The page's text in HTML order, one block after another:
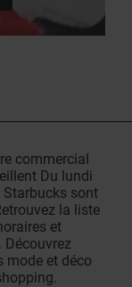
commercial
Du lundi
sont
la liste
et
mode et déco